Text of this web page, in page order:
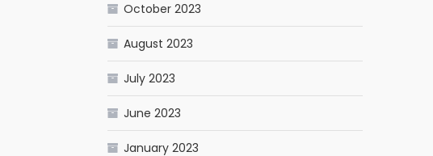
October 2023
August 2023
July 2023
June 2023
January 2023